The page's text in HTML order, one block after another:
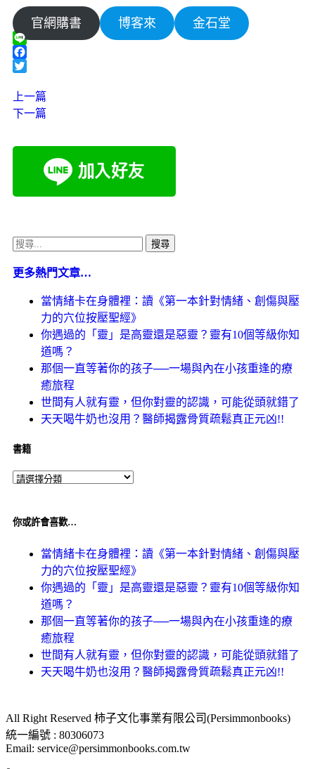
官網購書 博客來 金石堂
Line
Facebook
上一篇
下一篇
更多熱門文章…
當情緒卡在身體裡：讀《第一本針對情緒、創傷與壓
力的穴位按壓聖經》
你遇過的「靈」是高靈還是惡靈？靈有10個等級你知
道嗎？
那個一直等著你的孩子──一場與內在小孩重逢的療
癒旅程
世間有人就有靈，但你對靈的認識，可能從頭就錯了
天天喝牛奶也沒用？醫師揭露骨質疏鬆真正元凶!!
書籍
你或許會喜歡…
當情緒卡在身體裡：讀《第一本針對情緒、創傷與壓
力的穴位按壓聖經》
你遇過的「靈」是高靈還是惡靈？靈有10個等級你知
道嗎？
那個一直等著你的孩子──一場與內在小孩重逢的療
癒旅程
世間有人就有靈，但你對靈的認識，可能從頭就錯了
天天喝牛奶也沒用？醫師揭露骨質疏鬆真正元凶!!
All Right Reserved 柿子文化事業有限公司(Persimmonbooks)
統一編號 : 80306073
Email: service@persimmonbooks.com.tw